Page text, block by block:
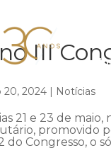
III
20, 2024 | Notícias
21 e 23 de
promovido
do Congresso, o